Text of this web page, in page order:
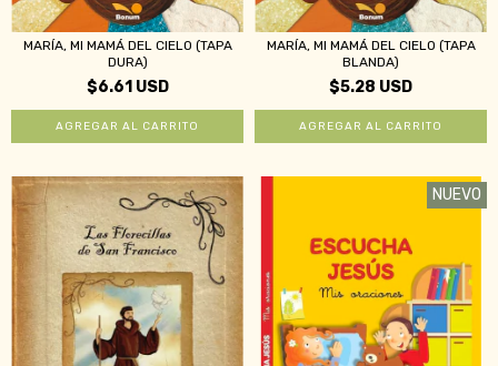
MARÍA, MI MAMÁ DEL CIELO (TAPA
DURA)
$6.61 USD
MARÍA, MI MAMÁ DEL CIELO (TAPA
BLANDA)
$5.28 USD
NUEVO